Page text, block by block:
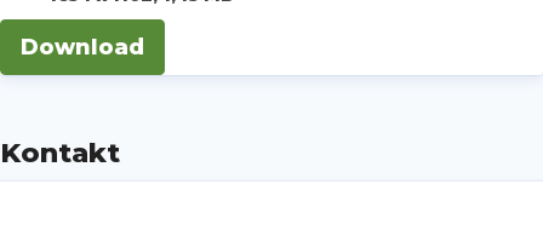
Download
Kontakt